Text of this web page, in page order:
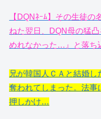
【DQNﾈｰﾑ】その生徒
ねた翌日、DQN母の猛
めれなかった…』と落ち
兄が韓国人ＣＡと結婚
奪われてしまった。法事
押しかけ…